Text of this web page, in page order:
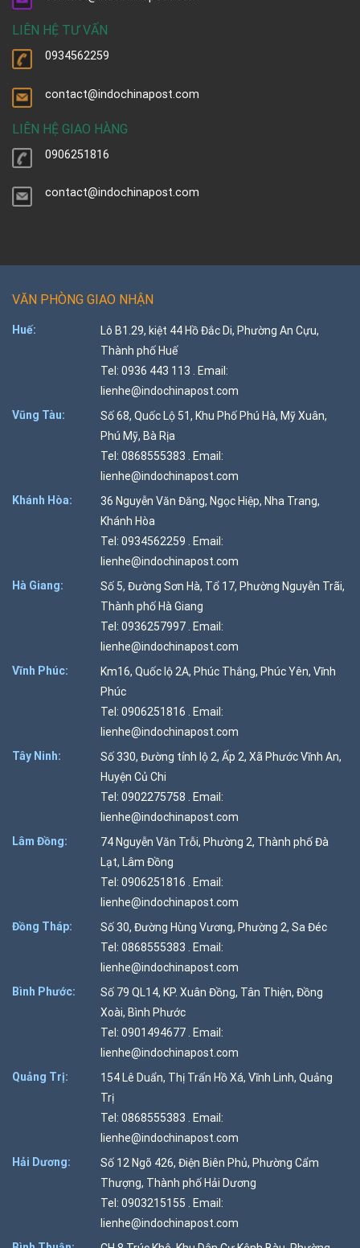
LIÊN HỆ TƯ VẤN
0934562259
contact@indochinapost.com
LIÊN HỆ GIAO HÀNG
0906251816
contact@indochinapost.com
VĂN PHÒNG GIAO NHẬN
Huế:
Lô B1.29, kiệt 44 Hồ Đắc Di, Phường An Cựu,
Thành phố Huế
Tel: 0936 443 113 . Email:
lienhe@indochinapost.com
Vũng Tàu:
Số 68, Quốc Lộ 51, Khu Phố Phú Hà, Mỹ Xuân,
Phú Mỹ, Bà Rịa
Tel: 0868555383 . Email:
lienhe@indochinapost.com
Khánh Hòa:
36 Nguyễn Văn Đăng, Ngọc Hiệp, Nha Trang,
Khánh Hòa
Tel: 0934562259 . Email:
lienhe@indochinapost.com
Hà Giang:
Số 5, Đường Sơn Hà, Tổ 17, Phường Nguyễn Trãi,
Thành phố Hà Giang
Tel: 0936257997 . Email:
lienhe@indochinapost.com
Vĩnh Phúc:
Km16, Quốc lộ 2A, Phúc Thắng, Phúc Yên, Vĩnh
Phúc
Tel: 0906251816 . Email:
lienhe@indochinapost.com
Tây Ninh:
Số 330, Đường tỉnh lộ 2, Ấp 2, Xã Phước Vĩnh An,
Huyện Củ Chi
Tel: 0902275758 . Email:
lienhe@indochinapost.com
Lâm Đồng:
74 Nguyễn Văn Trỗi, Phường 2, Thành phố Đà
Lạt, Lâm Đồng
Tel: 0906251816 . Email:
lienhe@indochinapost.com
Đồng Tháp:
Số 30, Đường Hùng Vương, Phường 2, Sa Đéc
Tel: 0868555383 . Email:
lienhe@indochinapost.com
Bình Phước:
Số 79 QL14, KP. Xuân Đồng, Tân Thiện, Đồng
Xoài, Bình Phước
Tel: 0901494677 . Email:
lienhe@indochinapost.com
Quảng Trị:
154 Lê Duẩn, Thị Trấn Hồ Xá, Vĩnh Linh, Quảng
Trị
Tel: 0868555383 . Email:
lienhe@indochinapost.com
Hải Dương:
Số 12 Ngõ 426, Điện Biên Phủ, Phường Cẩm
Thượng, Thành phố Hải Dương
Tel: 0903215155 . Email:
lienhe@indochinapost.com